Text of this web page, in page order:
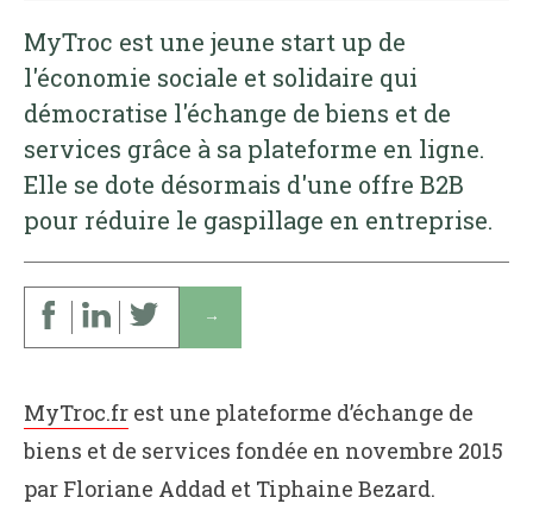
MyTroc est une jeune start up de
l'économie sociale et solidaire qui
démocratise l'échange de biens et de
services grâce à sa plateforme en ligne.
Elle se dote désormais d'une offre B2B
pour réduire le gaspillage en entreprise.
↓
MyTroc.fr est une plateforme d’échange de
biens et de services fondée en novembre 2015
par Floriane Addad et Tiphaine Bezard.